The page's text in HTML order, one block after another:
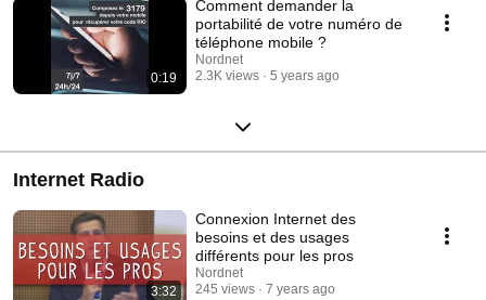
0:19
Comment demander la
portabilité de votre numéro de
téléphone mobile ?
Nordnet
2.3K views
5 years ago
Internet Radio
3:32
Connexion Internet des
besoins et des usages
différents pour les pros
Nordnet
245 views
7 years ago